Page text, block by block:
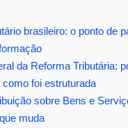
brasileiro: o ponto de
da Reforma Tributária:
foi estruturada
sobre Bens e
muda